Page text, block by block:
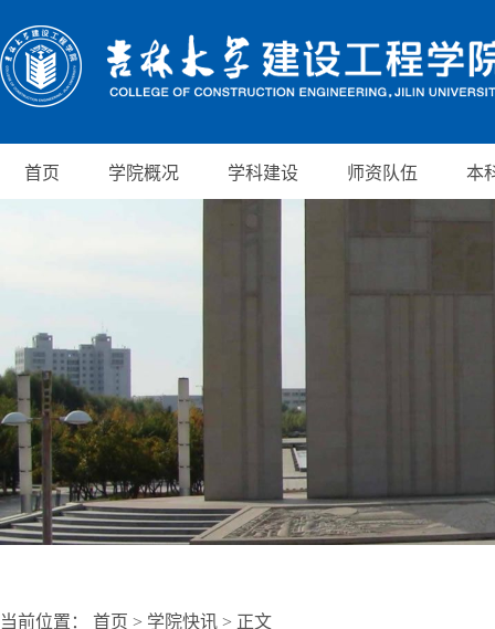
首页 学院概况 学科建设 师资队伍 本
当前位置： 首页 > 学院快讯 > 正文